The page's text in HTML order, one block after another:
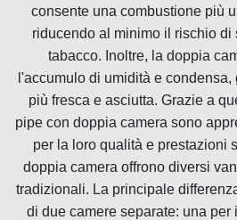
consente una combustione più
riducendo al minimo il rischio di
tabacco. Inoltre, la doppia
l'accumulo di umidità e
più fresca e asciutta. Grazie a
pipe con doppia camera sono
per la loro qualità e prestazioni
doppia camera offrono diversi
tradizionali. La principale
di due camere separate: una per